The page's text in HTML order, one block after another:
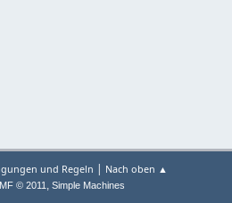
und Regeln | Nach oben ▲
© 2011, Simple Machines